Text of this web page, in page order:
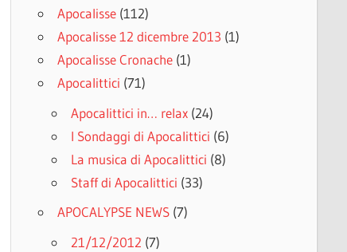
Apocalisse(112)
Apocalisse 12 dicembre 2013 (1)
Apocalisse Cronache(1)
Apocalittici (71)
Apocalittici in… relax(24)
I Sondaggi di Apocalittici (6)
La musica di Apocalittici (8)
Staff di Apocalittici (33)
APOCALYPSE NEWS(7)
21/12/2012 (7)